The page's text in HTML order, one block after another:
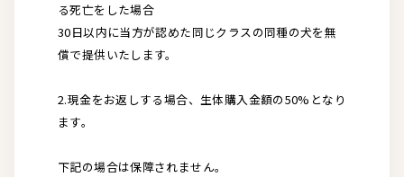
る死亡をした場合
30日以内に当方が認めた同じクラスの同種の犬を無
償で提供いたします。
2.現金をお返しする場合、生体購入金額の50%となり
ます。
下記の場合は保障されません。